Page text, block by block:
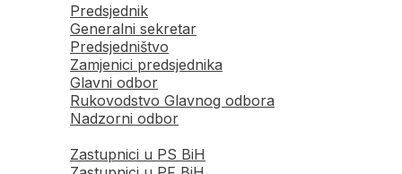
Predsjednik
Generalni sekretar
Predsjedništvo
Zamjenici predsjednika
Glavni odbor
Rukovodstvo Glavnog odbora
Nadzorni odbor
Zastupnici u PS BiH